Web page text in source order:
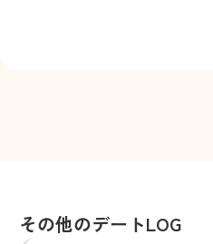
その他のデートLOG